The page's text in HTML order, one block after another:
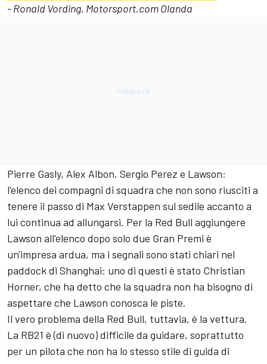
- Ronald Vording, Motorsport.com Olanda
Pierre Gasly, Alex Albon, Sergio Perez e Lawson:
l'elenco dei compagni di squadra che non sono riusciti a
tenere il passo di Max Verstappen sul sedile accanto a
lui continua ad allungarsi. Per la Red Bull aggiungere
Lawson all'elenco dopo solo due Gran Premi è
un'impresa ardua, ma i segnali sono stati chiari nel
paddock di Shanghai: uno di questi è stato Christian
Horner, che ha detto che la squadra non ha bisogno di
aspettare che Lawson conosca le piste.
Il vero problema della Red Bull, tuttavia, è la vettura.
La RB21 è (di nuovo) difficile da guidare, soprattutto
per un pilota che non ha lo stesso stile di guida di